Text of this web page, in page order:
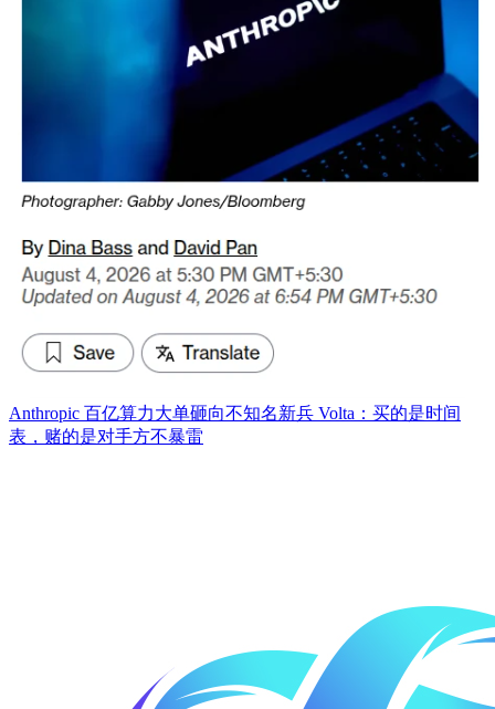
Anthropic 百亿算力大单砸向不知名新兵 Volta：买的是时间
表，赌的是对手方不暴雷